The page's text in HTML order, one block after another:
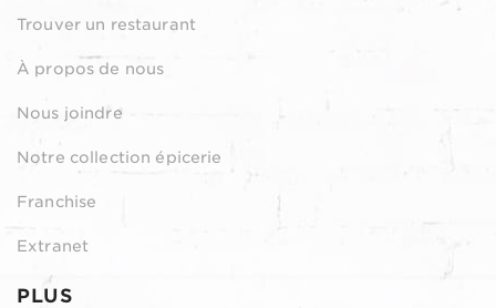
Trouver un restaurant
À propos de nous
Nous joindre
Notre collection épicerie
Franchise
Extranet
PLUS